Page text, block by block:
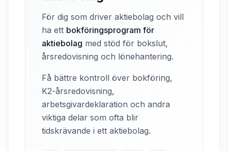
För dig som driver aktiebolag och vill
ha ett bokföringsprogram för
aktiebolag med stöd för bokslut,
årsredovisning och lönehantering.
Få bättre kontroll över bokföring,
K2-årsredovisning,
arbetsgivardeklaration och andra
viktiga delar som ofta blir
tidskrävande i ett aktiebolag.